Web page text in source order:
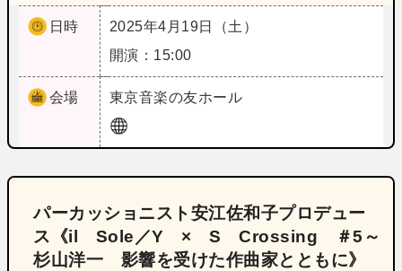
日時
2025年4月19日（土）
開演：15:00
会場 東京音楽の友ホール
パーカッショニスト安江佐和子プロデュー
ス《il Sole／Y × S Crossing ＃5～
杉山洋一 影響を受けた作曲家とともに》